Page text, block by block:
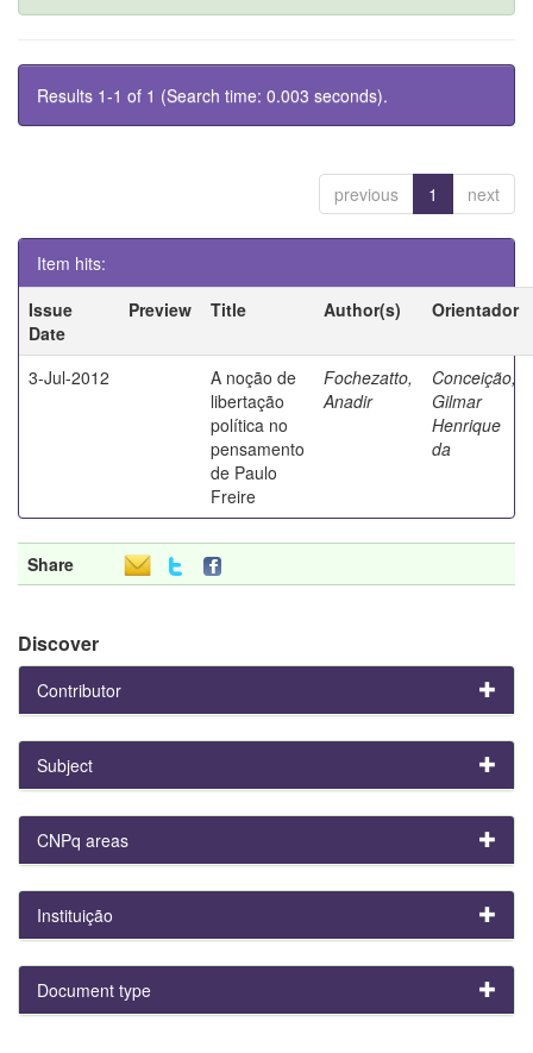
Results 1-1 of 1 (Search time: 0.003 seconds).
previous 1 next
Item hits:
Issue
Date
Preview Title Author(s) Orientador
3-Jul-2012
A noção de
libertação
política no
pensamento
de Paulo
Freire
Fochezatto,
Anadir
Conceição,
Gilmar
Henrique
da
Share
Discover
Contributor
Subject
CNPq areas
Instituição
Document type